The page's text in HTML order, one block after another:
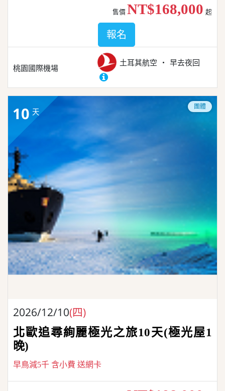
桃園國際機場
土耳其航空 早去夜回
售價 NT$168,000 起
報名
10 天
團體
2026/12/10(四)
北歐追尋絢麗極光之旅10天(極光屋1
晚)
早鳥減5千 含小費 送網卡